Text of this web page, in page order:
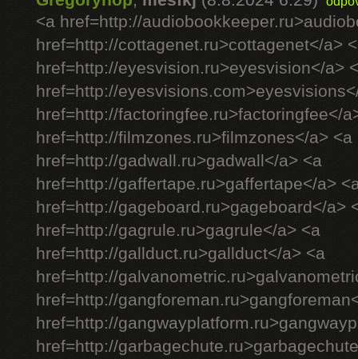
<a href=http://
href=http://cottagenet.ru>cottagenet</a>
href=http://eyesvision.ru>eyesvision</a>
href=http://
href=http://factoringfee.ru>factoringfee</
href=http://filmzones.ru>filmzones</a> <a
href=http://gadwall.ru>gadwall</a> <a
href=http://gaffertape.ru>gaffertape</a>
href=http://gageboard.ru>gageboard</a>
href=http://gagrule.ru>gagrule</a> <a
href=http://gallduct.ru>gallduct</a> <a
href=http://
href=http://
href=http://
href=http://